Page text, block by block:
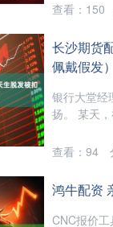
查看： 150
长沙期货
佩戴假发）
银行大堂经
扬。 某天
查看： 94
鸿牛配资
CNC报价